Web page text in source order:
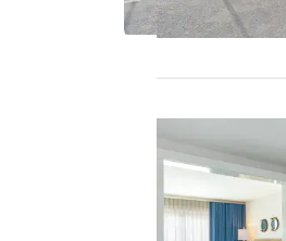
Privatsphäre
ist uns